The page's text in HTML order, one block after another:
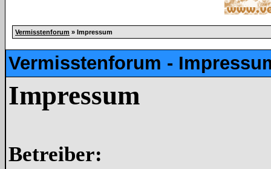
Vermisstenforum » Impressum
Vermisstenforum -
Impressum
Betreiber: